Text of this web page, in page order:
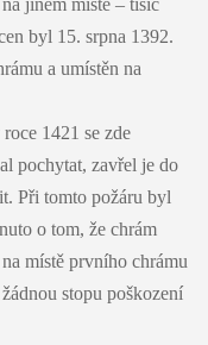
byl 15. srpna 1392.
a umístěn na
1421 se zde
pochytat, zavřel je do
Při tomto požáru byl
o tom, že chrám
místě prvního chrámu
stopu poškození